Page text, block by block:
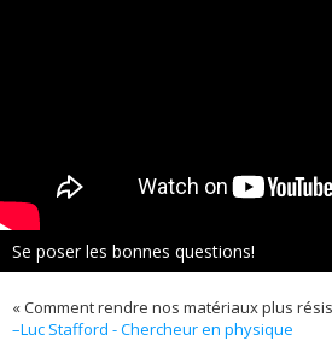
Se poser les bonnes questions!
« Comment rendre nos matériaux plus
–Luc Stafford - Chercheur en physique